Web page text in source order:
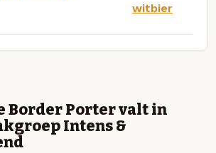
witbier
Border Porter valt in
Intens &